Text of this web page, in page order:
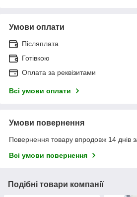
Умови оплати
Післяплата
Готівкою
Оплата за реквізитами
Всі умови оплати
Умови повернення
Повернення товару впродовж 14 днів
Всі умови повернення
Подібні товари компанії